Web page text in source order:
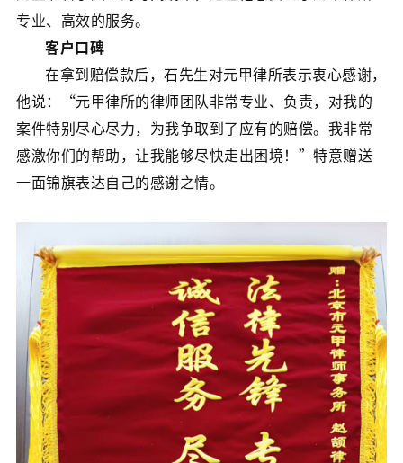
专业、高效的服务。
客户口碑
在拿到赔偿款后，石先生对元甲律所表示衷心感谢，
他说：“元甲律所的律师团队非常专业、负责，对我的
案件特别尽心尽力，为我争取到了应有的赔偿。我非常
感激你们的帮助，让我能够尽快走出困境！”特意赠送
一面锦旗表达自己的感谢之情。